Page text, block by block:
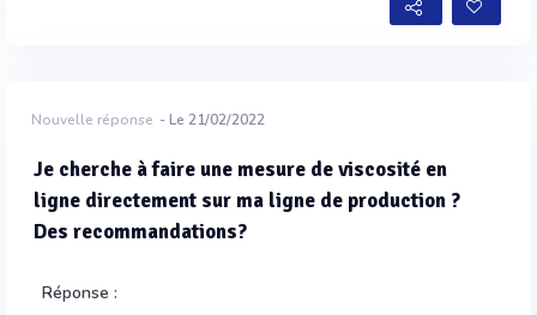
Nouvelle réponse - Le 21/02/2022
Je cherche à faire une mesure de viscosité en
ligne directement sur ma ligne de production ?
Des recommandations?
Réponse :